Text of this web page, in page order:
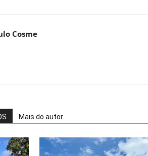
Cosme
Mais do autor